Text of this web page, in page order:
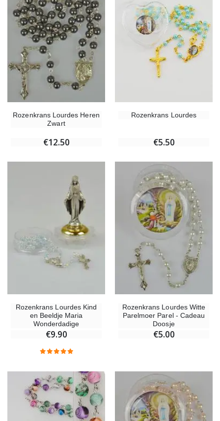
Rozenkrans Lourdes Heren
Zwart
€12.50
Rozenkrans Lourdes
€5.50
Rozenkrans Lourdes Kind
en Beeldje Maria
Wonderdadige
€9.90
Rozenkrans Lourdes Witte
Parelmoer Parel - Cadeau
Doosje
€5.00